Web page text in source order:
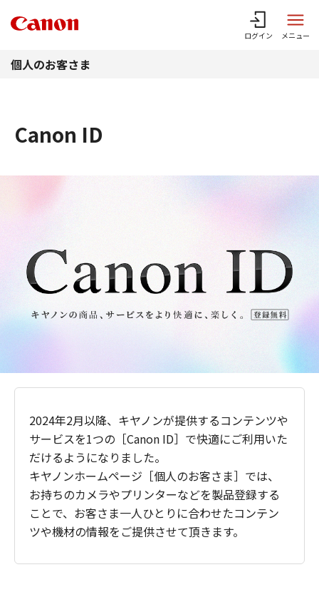
ログイン メニュー
個人のお客さま
Canon ID
2024年2月以降、キヤノンが提供するコンテンツや
サービスを1つの［Canon ID］で快適にご利用いた
だけるようになりました。
キヤノンホームページ［個人のお客さま］では、
お持ちのカメラやプリンターなどを製品登録する
ことで、お客さま一人ひとりに合わせたコンテン
ツや機材の情報をご提供させて頂きます。